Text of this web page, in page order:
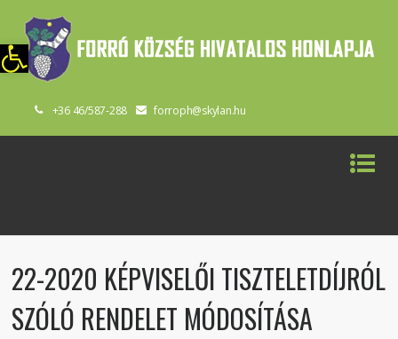
Eszköztár megnyitása
+36 46/587-288 forroph@skylan.hu
22-2020 KÉPVISELŐI TISZTELETDÍJRÓL
SZÓLÓ RENDELET MÓDOSÍTÁSA